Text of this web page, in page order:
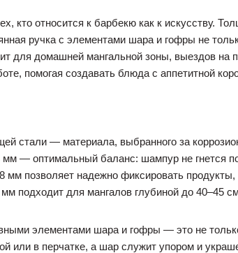
кто относится к барбекю как к искусству.
ручка с элементами шара и гофры не
для домашней мангальной зоны, выездов на
помогая создавать блюда с аппетитной
стали — материала, выбранного за
— оптимальный баланс: шампур не гнется
мм позволяет надежно фиксировать
подходит для мангалов глубиной до 40–45
элементами шара и гофры — это не
или в перчатке, а шар служит упором и